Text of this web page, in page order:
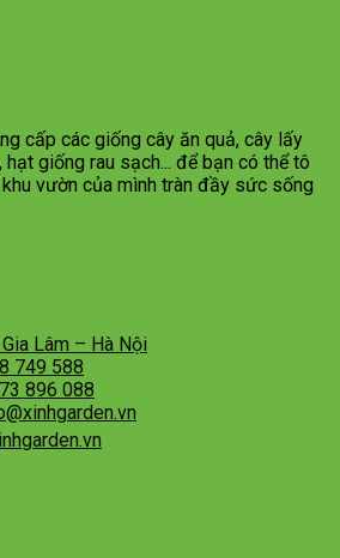
cấp các giống cây ăn quả, cây lấy
hạt giống rau sạch... để bạn có thể tô
vườn của mình tràn đầy sức sống
Lâm – Hà Nội
749 588
896 088